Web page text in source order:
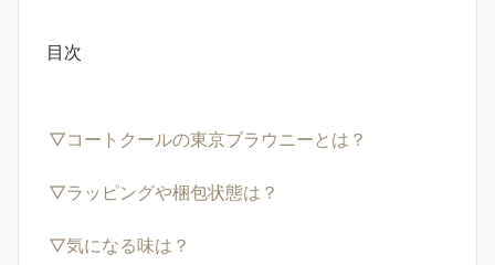
目次
▽コートクールの東京ブラウニーとは？
▽ラッピングや梱包状態は？
▽気になる味は？